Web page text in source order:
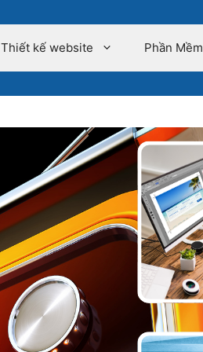
Thiết kế website Phần Mềm